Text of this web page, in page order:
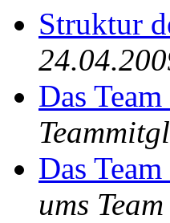
Struktur
Das
Das
ums